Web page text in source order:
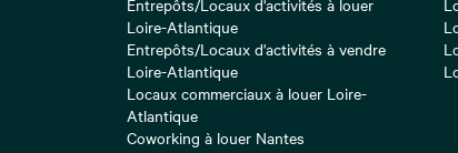
Entrepôts/Locaux d'activités à louer
Loire-Atlantique
Entrepôts/Locaux d'activités à vendre
Loire-Atlantique
Locaux commerciaux à louer Loire-
Atlantique
Coworking à louer Nantes